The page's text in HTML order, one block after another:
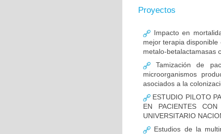
Proyectos
Impacto en
mejor terapia
metalo-betalactamasas
Tamización de
microorganismos
asociados a la
ESTUDIO PILOTO
EN PACIENTES
UNIVERSITARIO
Estudios de la